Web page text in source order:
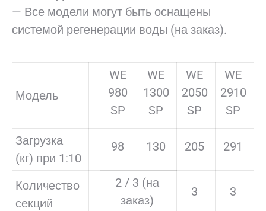
— Все модели могут быть оснащены
системой регенерации воды (на заказ).
Модель
WE
980
SP
WE
1300
SP
WE
2050
SP
WE
2910
SP
Загрузка
(кг) при 1:10
98 130 205 291
Количество
секций
2 / 3 (на
заказ)
3 3